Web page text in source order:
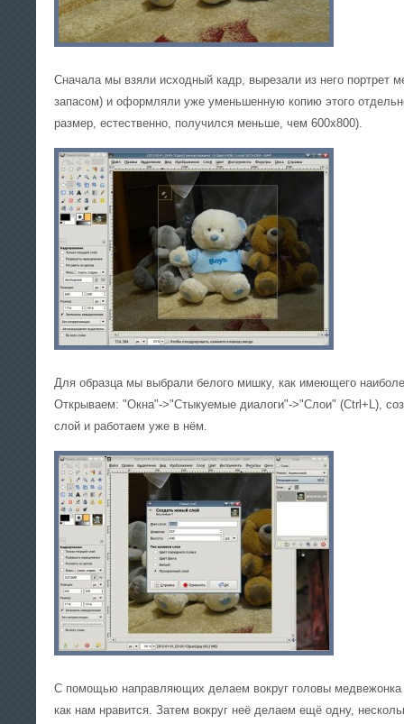
Сначала мы взяли исходный кадр, вырезали из него портрет
запасом) и оформляли уже уменьшенную копию этого
размер, естественно, получился меньше, чем 600х800).
Для образца мы выбрали белого мишку, как имеющего
Открываем: "Окна"->"Стыкуемые диалоги"->"Слои" (Ctrl+L),
слой и работаем уже в нём.
С помощью направляющих делаем вокруг головы медвежонка
как нам нравится. Затем вокруг неё делаем ещё одну,